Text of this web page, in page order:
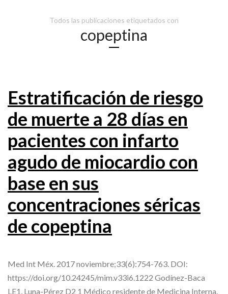
Todos las publicaciones etiquetados con
copeptina
Estratificación de riesgo
de muerte a 28 días en
pacientes con infarto
agudo de miocardio con
base en sus
concentraciones séricas
de copeptina
Med Int Méx. 2017 noviembre;33(6):754-763. DOI:
https://doi.org/10.24245/mim.v33i6.1222 Godínez-Baca
LE1, Luna-Pérez D2 1 Médico residente de Medicina Interna.